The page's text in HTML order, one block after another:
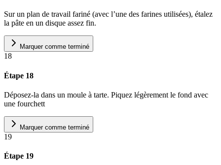
Sur un plan de travail fariné (avec l’une des farines utilisées), étalez
la pâte en un disque assez fin.
Marquer comme terminé
18
Étape 18
Déposez-la dans un moule à tarte. Piquez légèrement le fond avec
une fourchett
Marquer comme terminé
19
Étape 19